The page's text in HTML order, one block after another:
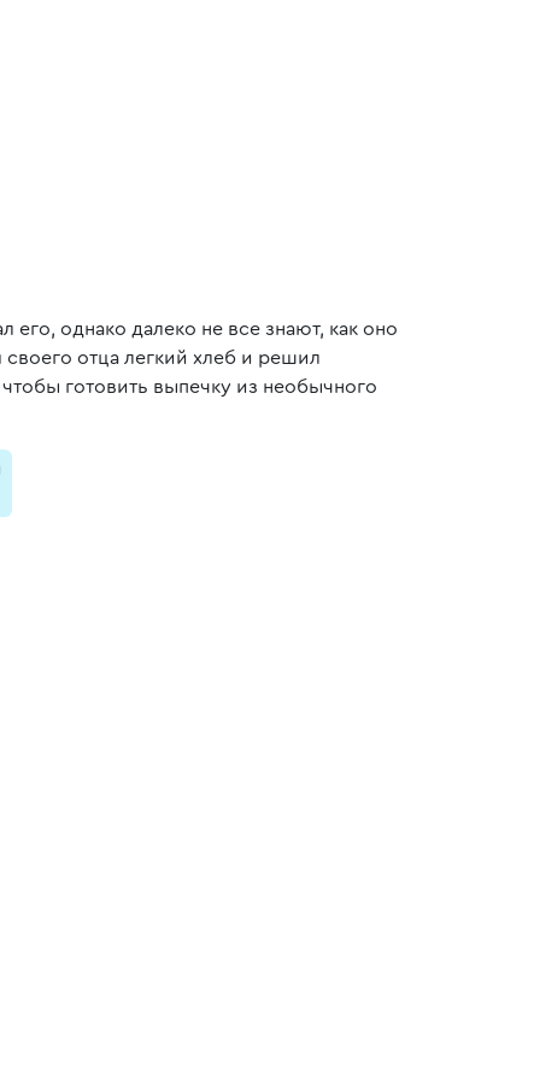
однако далеко не все знают, как оно
отца легкий хлеб и решил
готовить выпечку из необычного